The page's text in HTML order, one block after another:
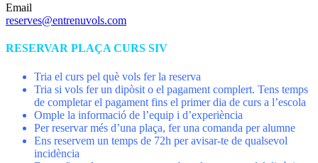
Email
reserves@entrenuvols.com
RESERVAR PLAÇA CURS SIV
Tria el curs pel què vols fer la reserva
Tria si vols fer un dipòsit o el pagament complert. Tens temps
de completar el pagament fins el primer dia de curs a l’escola
Omple la informació de l’equip i d’experiència
Per reservar més d’una plaça, fer una comanda per alumne
Ens reservem un temps de 72h per avisar-te de qualsevol
incidència